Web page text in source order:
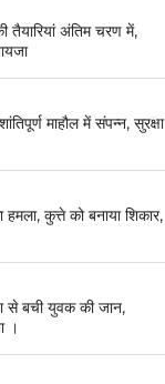
तैयारियां अंतिम चरण में,
माहौल में संपन्न, सुरक्षा
हमला, कुत्ते को बनाया शिकार,
से बची युवक की जान,
।